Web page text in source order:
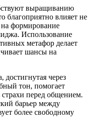
выращиванию
благоприятно влияет не
формирование
Использование
метафор делает
шансы на
достигнутая через
тон, помогает
перед общением.
барьер между
более свободному